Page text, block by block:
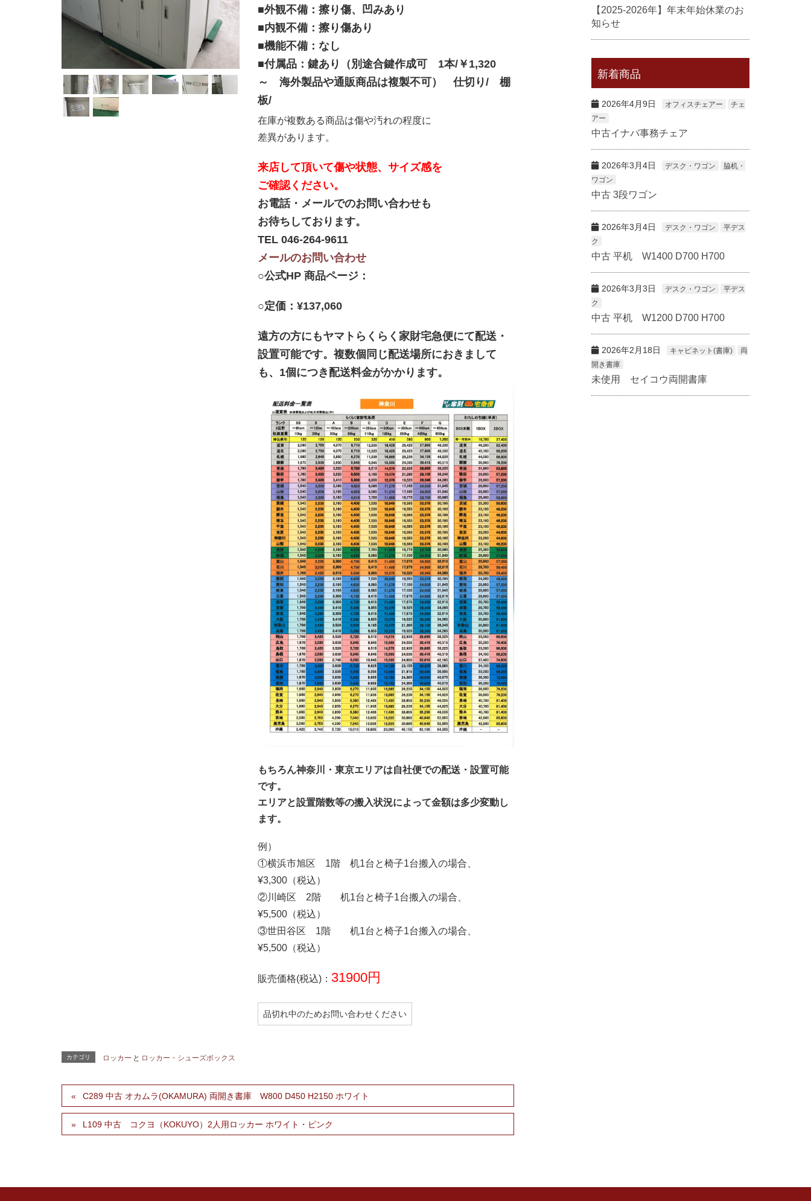
■外観不備：擦り傷、凹みあり
■内観不備：擦り傷あり
■機能不備：なし
■付属品：鍵あり（別途合鍵作成可 1本/￥1,320
～ 海外製品や通販商品は複製不可） 仕切り/ 棚
板/
在庫が複数ある商品は傷や汚れの程度に
差異があります。
来店して頂いて傷や状態、サイズ感を
ご確認ください。
お電話・メールでのお問い合わせも
お待ちしております。
TEL 046-264-9611
メールのお問い合わせ
○公式HP 商品ページ：
○定価：¥137,060
遠方の方にもヤマトらくらく家財宅急便にて配送・
設置可能です。複数個同じ配送場所におきまして
も、1個につき配送料金がかかります。
もちろん神奈川・東京エリアは自社便での配送・設置可能
です。
エリアと設置階数等の搬入状況によって金額は多少変動し
ます。
例）
①横浜市旭区 1階 机1台と椅子1台搬入の場合、
¥3,300（税込）
②川崎区 2階 机1台と椅子1台搬入の場合、
¥5,500（税込）
③世田谷区 1階 机1台と椅子1台搬入の場合、
¥5,500（税込）
販売価格(税込)： 31900円
品切れ中のためお問い合わせください
カテゴリ ロッカー と ロッカー・シューズボックス
C289 中古 オカムラ(OKAMURA) 両開き書庫 W800 D450 H2150 ホワイト
L109 中古 コクヨ（KOKUYO）2人用ロッカー ホワイト・ピンク
【2025-2026年】年末年始休業のお
知らせ
新着商品
2026年4月9日 オフィスチェアー
チェ
アー
中古イナバ事務チェア
2026年3月4日 デスク・ワゴン
脇机・
ワゴン
中古 3段ワゴン
2026年3月4日 デスク・ワゴン
平デス
ク
中古 平机 W1400 D700 H700
2026年3月3日 デスク・ワゴン
平デス
ク
中古 平机 W1200 D700 H700
2026年2月18日 キャビネット(書庫)
両
開き書庫
未使用 セイコウ両開書庫